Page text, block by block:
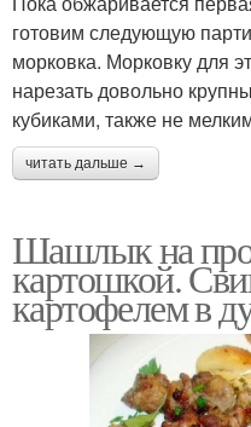
готовим следующую
морковка. Морковку для
нарезать довольно
кубиками, также не
читать дальше →
Шашлык на
картошкой.
картофелем в